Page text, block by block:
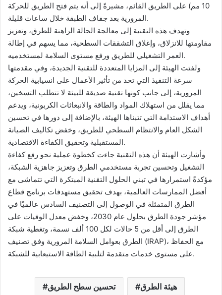
10 مم) على الطريق القائم، مشيرةً إلى أنه يتم فتح الطريق للحركة
المرورية بعد جفاف الطبقة خلال ساعات قليلة.
وتهدف هذه التقنية إلى معالجة الحالة الراهنة للطرق، وتعزيز
مقاومتها للانزلاق، وإغلاق التشققات السطحية، مما يسهم في إطالة
العمر التشغيلي للطريق ورفع مستوى السلامة لمستخدميه.
ولفتت الهيئة إلى المزايا المتعددة للتقنية الجديدة، وفي مقدمتها
سرعة التنفيذ التي تحد من تأثير الأعمال على انسيابية الحركة
المرورية، إلى جانب كونها تقنية صديقة للبيئة لا تتطلب التسخين،
مما يقلل من استهلاك المواد والطاقة والانبعاثات الكربونية، ويدعم
أهداف الاستدامة التي تتبناها الهيئة، بالإضافة إلى دورها في تحسين
الشكل العام والانتظام السطحي للطريق، وخفض تكاليف الصيانة
المستقبلية وتحقيق الكفاءة الاقتصادية.
وأشارت الهيئة أن هذه التقنية جاءت كخطوة عملية نحو رفع كفاءة
التشغيل وتحسين تجربة مستخدمي الطرق وتعزيز جاهزية الشبكة،
مؤكدةً استمرارها في تبني الحلول التقنية المبتكرة التي تتماشى مع
أفضل الممارسات العالمية، بهدف تحقيق مستهدفات برنامج قطاع
الطرق المتمثلة في الوصول إلى التصنيف السادس عالميًا في
مؤشر جودة الطرق بحلول عام 2030، وخفض معدل الوفيات على
الطرق إلى أقل من 5 حالات لكل 100 ألف نسمة، وتغطية شبكة
الطرق بعوامل السلامة المرورية وفق تصنيف (IRAP)، مع الحفاظ
على مستوى خدمات متقدمة لتلبية الطاقة الاستيعابية للشبكة.
تحسين سطح الطريق هيئة الطرق